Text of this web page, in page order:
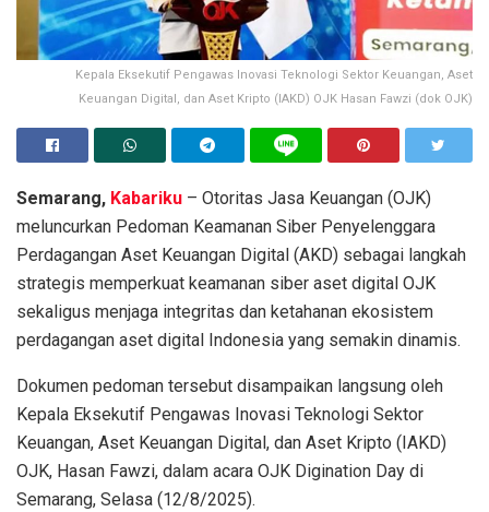
Kepala Eksekutif Pengawas Inovasi Teknologi Sektor Keuangan, Aset
Keuangan Digital, dan Aset Kripto (IAKD) OJK Hasan Fawzi (dok OJK)
Semarang, Kabariku – Otoritas Jasa Keuangan (OJK)
meluncurkan Pedoman Keamanan Siber Penyelenggara
Perdagangan Aset Keuangan Digital (AKD) sebagai langkah
strategis memperkuat keamanan siber aset digital OJK
sekaligus menjaga integritas dan ketahanan ekosistem
perdagangan aset digital Indonesia yang semakin dinamis.
Dokumen pedoman tersebut disampaikan langsung oleh
Kepala Eksekutif Pengawas Inovasi Teknologi Sektor
Keuangan, Aset Keuangan Digital, dan Aset Kripto (IAKD)
OJK, Hasan Fawzi, dalam acara OJK Digination Day di
Semarang, Selasa (12/8/2025).